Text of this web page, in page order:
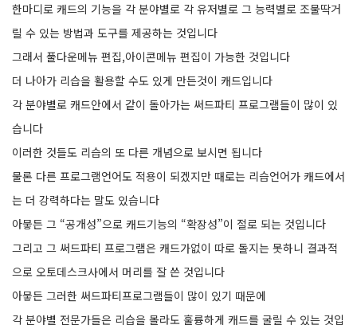
한마디로 캐드의 기능을 각 분야별로 각 유저별로 그 능력별로 조물딱거
릴 수 있는 방법과 도구를 제공하는 것입니다
그래서 풀다운메뉴 편집,아이콘메뉴 편집이 가능한 것입니다
더 나아가 리습을 활용할 수도 있게 만든것이 캐드입니다
각 분야별로 캐드안에서 같이 돌아가는 써드파티 프로그램들이 많이 있
습니다
이러한 것들도 리습의 또 다른 개념으로 보시면 됩니다
물론 다른 프로그램언어도 적용이 되겠지만 때로는 리습언어가 캐드에서
는 더 강력하다는 말도 있습니다
아뭏든 그 “공개성”으로 캐드기능의 “확장성”이 절로 되는 것입니다
그리고 그 써드파티 프로그램은 캐드가없이 따로 돌지는 못하니 결과적
으로 오토데스크사에서 머리를 잘 쓴 것입니다
아뭏든 그러한 써드파티프로그램들이 많이 있기 때문에
각 분야별 전문가들은 리습을 몰라도 훌륭하게 캐드를 굴릴 수 있는 것입